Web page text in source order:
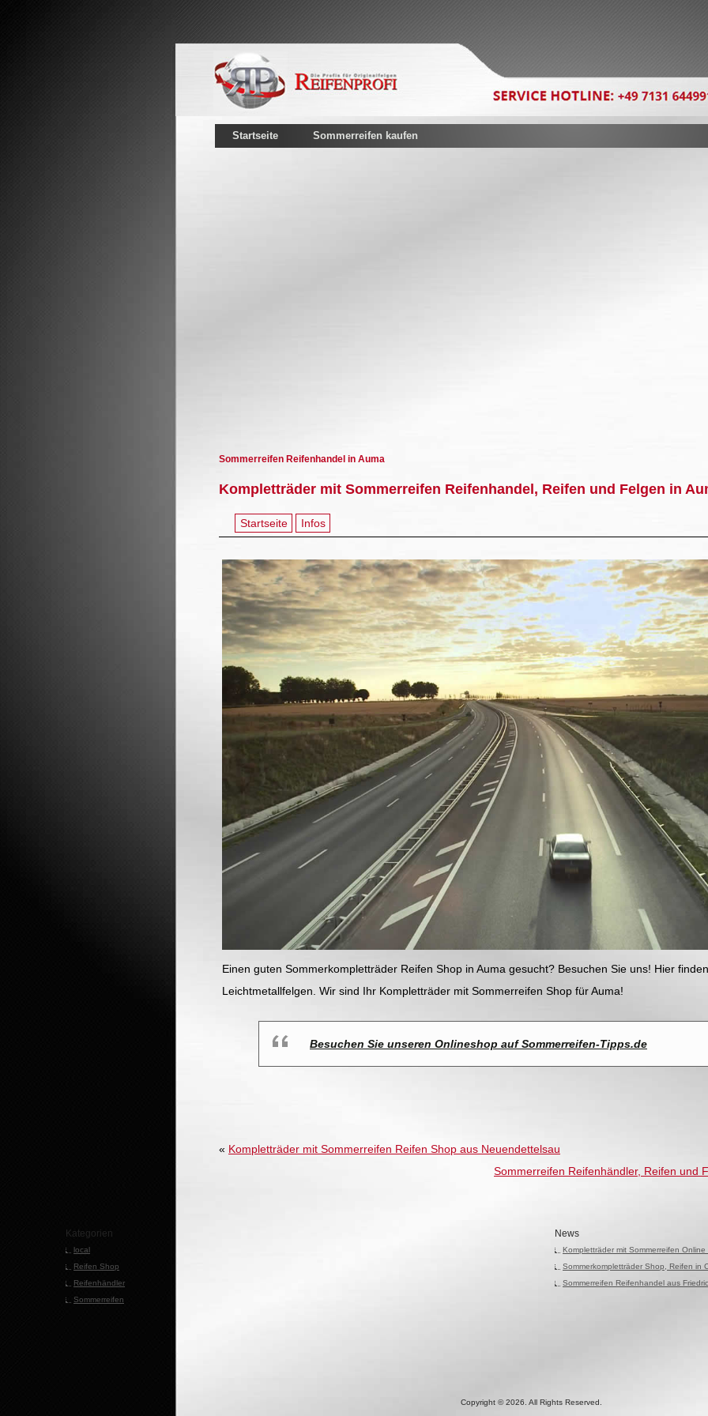
Startseite Sommerreifen kaufen
Sommerreifen Reifenhandel in Auma
Kompletträder mit Sommerreifen Reifenhandel, Reifen und Felgen in
Startseite Infos
Einen guten Sommerkompletträder Reifen Shop in Auma gesucht? Besuchen Sie uns! Hier
Leichtmetallfelgen. Wir sind Ihr Kompletträder mit Sommerreifen Shop für Auma!
Besuchen Sie unseren Onlineshop auf Sommerreifen-Tipps.de
« Kompletträder mit Sommerreifen Reifen Shop aus Neuendettelsau
Sommerreifen Reifenhändler, Reifen und
Kategorien
local
Reifen Shop
Reifenhändler
Sommerreifen
News
Kompletträder mit Sommerreifen
Sommerkompletträder Shop, Reifen in
Sommerreifen Reifenhandel aus
Copyright © 2026. All Rights Reserved.